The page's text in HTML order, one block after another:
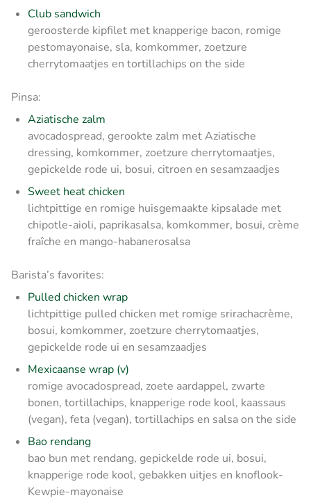
Club sandwich
geroosterde kipfilet met knapperige bacon, romige
pestomayonaise, sla, komkommer, zoetzure
cherrytomaatjes en tortillachips on the side
Pinsa:
Aziatische zalm
avocadospread, gerookte zalm met Aziatische
dressing, komkommer, zoetzure cherrytomaatjes,
gepickelde rode ui, bosui, citroen en sesamzaadjes
Sweet heat chicken
lichtpittige en romige huisgemaakte kipsalade met
chipotle-aioli, paprikasalsa, komkommer, bosui, crème
fraîche en mango-habanerosalsa
Barista’s favorites:
Pulled chicken wrap
lichtpittige pulled chicken met romige srirachacrème,
bosui, komkommer, zoetzure cherrytomaatjes,
gepickelde rode ui en sesamzaadjes
Mexicaanse wrap (v)
romige avocadospread, zoete aardappel, zwarte
bonen, tortillachips, knapperige rode kool, kaassaus
(vegan), feta (vegan), tortillachips en salsa on the side
Bao rendang
bao bun met rendang, gepickelde rode ui, bosui,
knapperige rode kool, gebakken uitjes en knoflook-
Kewpie-mayonaise